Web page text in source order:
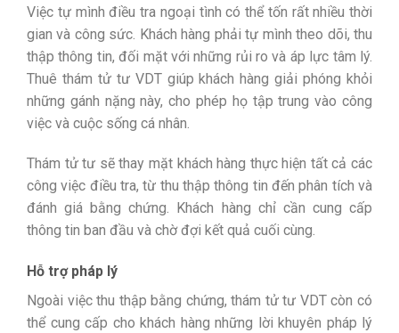
Việc tự mình điều tra ngoại tình có thể tốn rất nhiều thời
gian và công sức. Khách hàng phải tự mình theo dõi, thu
thập thông tin, đối mặt với những rủi ro và áp lực tâm lý.
Thuê thám tử tư VDT giúp khách hàng giải phóng khỏi
những gánh nặng này, cho phép họ tập trung vào công
việc và cuộc sống cá nhân.
Thám tử tư sẽ thay mặt khách hàng thực hiện tất cả các
công việc điều tra, từ thu thập thông tin đến phân tích và
đánh giá bằng chứng. Khách hàng chỉ cần cung cấp
thông tin ban đầu và chờ đợi kết quả cuối cùng.
Hỗ trợ pháp lý
Ngoài việc thu thập bằng chứng, thám tử tư VDT còn có
thể cung cấp cho khách hàng những lời khuyên pháp lý